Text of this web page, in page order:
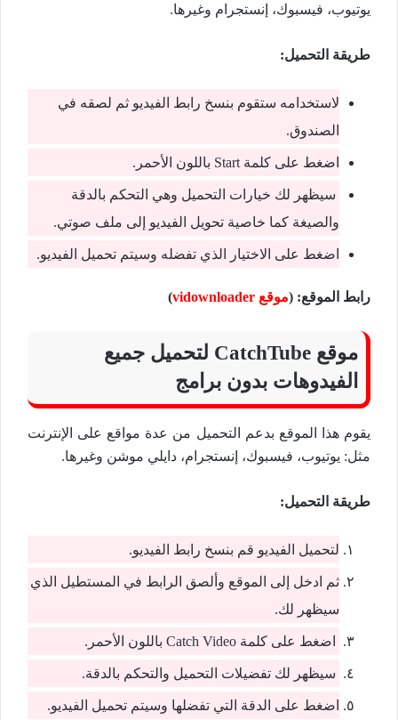
يوتيوب، فيسبوك، إنستجرام وغيرها.
طريقة التحميل:
لاستخدامه ستقوم بنسخ رابط الفيديو ثم لصقه في
الصندوق.
اضغط على كلمة Start باللون الأحمر.
سيظهر لك خيارات التحميل وهي التحكم بالدقة
والصيغة كما خاصية تحويل الفيديو إلى ملف صوتي.
اضغط على الاختيار الذي تفضله وسيتم تحميل الفيديو.
رابط الموقع: (موقع vidownloader )
موقع CatchTube لتحميل جميع
الفيدوهات بدون برامج
يقوم هذا الموقع بدعم التحميل من عدة مواقع على الإنترنت
مثل: يوتيوب، فيسبوك، إنستجرام، دايلي موشن وغيرها.
طريقة التحميل:
لتحميل الفيديو قم بنسخ رابط الفيديو.
ثم ادخل إلى الموقع وألصق الرابط في المستطيل الذي
سيظهر لك.
اضغط على كلمة Catch Video باللون الأحمر.
سيظهر لك تفضيلات التحميل والتحكم بالدقة.
اضغط على الدقة التي تفضلها وسيتم تحميل الفيديو.